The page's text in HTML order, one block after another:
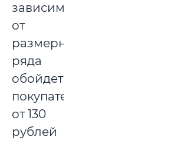
зависимости
от
размерного
ряда
обойдется
покупателю
от 130
рублей